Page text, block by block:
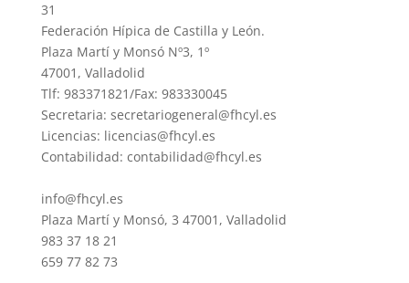
31
Federación Hípica de Castilla y León.
Plaza Martí y Monsó Nº3, 1º
47001, Valladolid
Tlf: 983371821/Fax: 983330045
Secretaria: secretariogeneral@fhcyl.es
Licencias: licencias@fhcyl.es
Contabilidad: contabilidad@fhcyl.es
info@fhcyl.es
Plaza Martí y Monsó, 3 47001, Valladolid
983 37 18 21
659 77 82 73